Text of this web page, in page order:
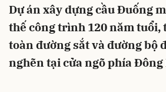
Dự án xây dựng cầu Đuống
thế công trình 120 năm tuổi,
toàn đường sắt và đường bộ
nghẽn tại cửa ngõ phía Đông